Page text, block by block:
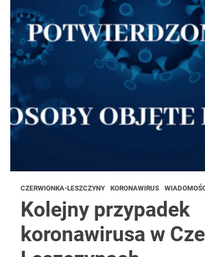
CZERWIONKA-LESZCZYNY KORONAWIRUS
Kolejny przypadek
koronawirusa w